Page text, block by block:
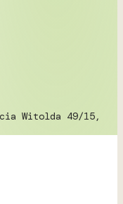
Witolda 49/15,